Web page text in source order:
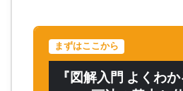
まずはここから
『図解入門 よくわ